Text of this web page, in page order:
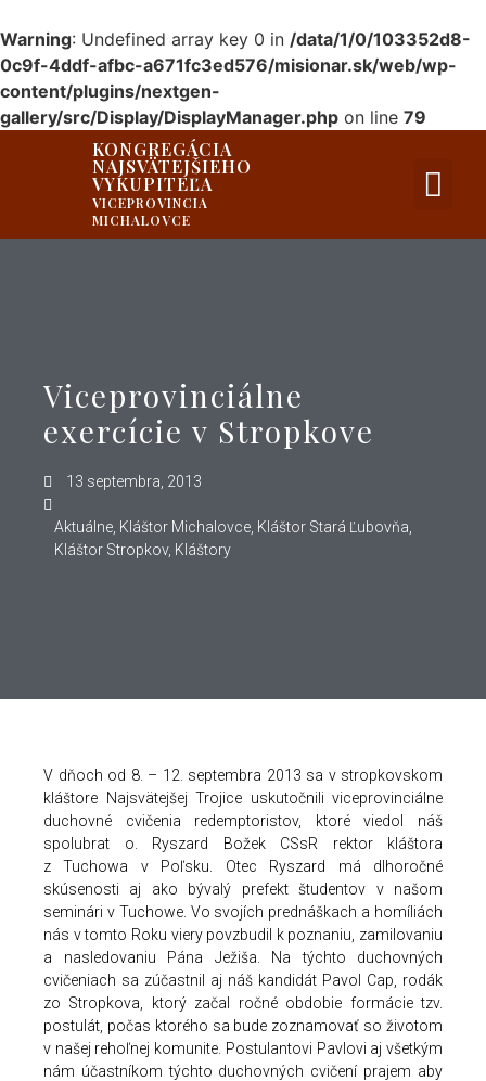
Warning: Undefined array key 0 in /data/1/0/103352d8-
0c9f-4ddf-afbc-a671fc3ed576/misionar.sk/web/wp-
content/plugins/nextgen-
gallery/src/Display/DisplayManager.php on line 79
KONGREGÁCIA
NAJSVÄTEJŠIEHO
VYKUPITEĽA
VICEPROVINCIA
MICHALOVCE
Viceprovinciálne
exercície v Stropkove
13 septembra, 2013
Aktuálne Kláštor Michalovce Kláštor Stará Ľubovňa
Kláštor Stropkov, Kláštory
V dňoch od 8. – 12. septembra 2013 sa v stropkovskom
kláštore Najsvätejšej Trojice uskutočnili viceprovinciálne
duchovné cvičenia redemptoristov, ktoré viedol náš
spolubrat o. Ryszard Božek CSsR rektor kláštora
z Tuchowa v Poľsku. Otec Ryszard má dlhoročné
skúsenosti aj ako bývalý prefekt študentov v našom
seminári v Tuchowe. Vo svojích prednáškach a homíliách
nás v tomto Roku viery povzbudil k poznaniu, zamilovaniu
a nasledovaniu Pána Ježiša. Na týchto duchovných
cvičeniach sa zúčastnil aj náš kandidát Pavol Cap, rodák
zo Stropkova, ktorý začal ročné obdobie formácie tzv.
postulát, počas ktorého sa bude zoznamovať so životom
v našej rehoľnej komunite. Postulantovi Pavlovi aj všetkým
nám účastníkom týchto duchovných cvičení prajem aby